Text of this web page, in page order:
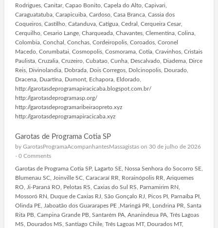
Rodrigues, Canitar, Capao Bonito, Capela do Alto, Capivari,
Caraguatatuba, Carapicuiba, Cardoso, Casa Branca, Cassia dos
Coqueiros, Castilho, Catanduva, Catigua, Cedral, Cerqueira Cesar,
Cerquilho, Cesario Lange, Charqueada, Chavantes, Clementina, Colina,
Colombia, Conchal, Conchas, Cordeiropolis, Coroados, Coronel
Macedo, Corumbatai, Cosmopolis, Cosmorama, Cotia, Cravinhos, Cristais
Paulista, Cruzalia, Cruzeiro, Cubatao, Cunha, Descalvado, Diadema, Dirce
Reis, Divinolandia, Dobrada, Dois Corregos, Dolcinopolis, Dourado,
Dracena, Duartina, Dumont, Echapora, Eldorado,
http://garotasdeprogramapiracicaba.blogspot.com.br/
http://garotasdeprogramasp.org/
http://garotasdeprogramaribeiraopreto.xyz
http://garotasdeprogramapiracicaba.xyz
Garotas de Programa Cotia SP
by GarotasProgramaAcompanhantesMassagistason 30 de julho de 2026
- 0 Comments
Garotas de Programa Cotia SP, Lagarto SE, Nossa Senhora do Socorro SE,
Blumenau SC, Joinville SC, Caracaraí RR, Rorainópolis RR, Ariquemes
RO, Ji-Paraná RO, Pelotas RS, Caxias do Sul RS, Parnamirim RN,
Mossoró RN, Duque de Caxias RJ, São Gonçalo RJ, Picos PI, Parnaíba PI,
Olinda PE, Jaboatão dos Guararapes PE ,Maringá PR, Londrina PR, Santa
Rita PB, Campina Grande PB, Santarém PA, Ananindeua PA, Três Lagoas
MS, Dourados MS, Santiago Chile, Três Lagoas MT, Dourados MT,